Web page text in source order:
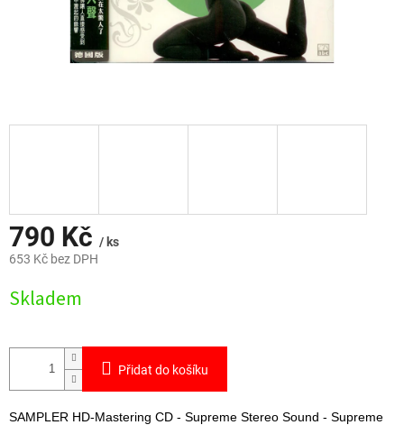
790 Kč / ks
653 Kč bez DPH
cena:
Skladem
Přidat do košíku
SAMPLER HD-Mastering CD - Supreme Stereo Sound - Supreme